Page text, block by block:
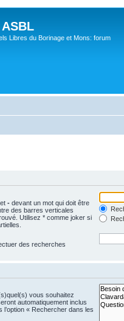
Libres du Borinage et Mons: forum
- devant un mot qui doit être
des barres verticales
Utilisez * comme joker si
des recherches
vous souhaitez
automatiquement inclus
« Rechercher dans les